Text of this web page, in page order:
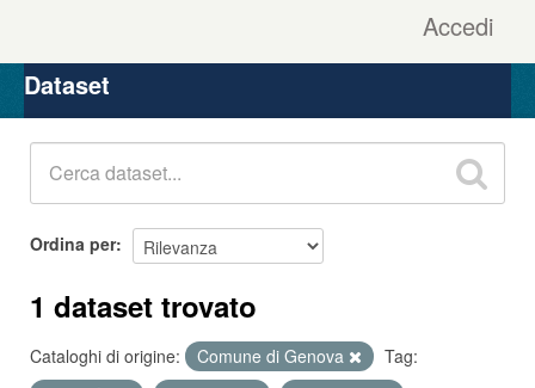
Accedi
Organizzazioni
Gruppi
Dataset
Ordina per
1 dataset trovato
Cataloghi di origine: Comune di Genova
Tag: